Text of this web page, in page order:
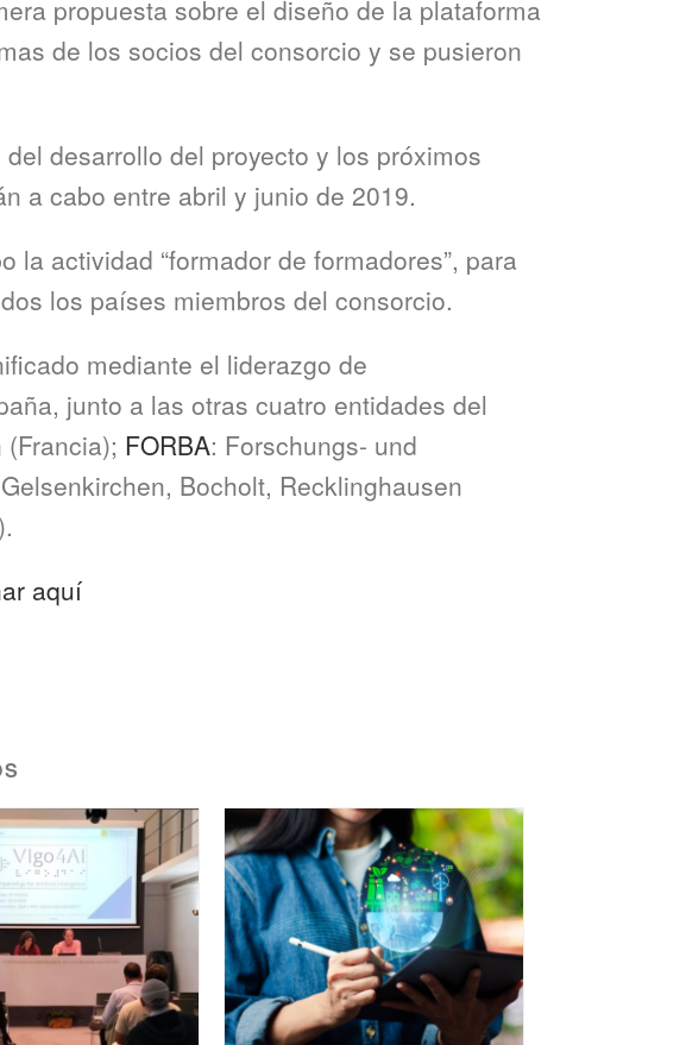
propuesta sobre el diseño de la plataforma
de los socios del consorcio y se pusieron
desarrollo del proyecto y los próximos
a cabo entre abril y junio de 2019.
actividad “formador de formadores”, para
los países miembros del consorcio.
mediante el liderazgo de
junto a las otras cuatro entidades del
FORBA: Forschungs- und
Bocholt, Recklinghausen
aquí